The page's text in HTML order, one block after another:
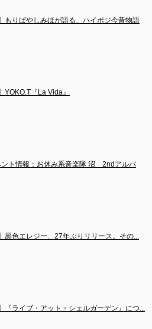
もりばやしみほが語る、ハイポジ今昔物語
YOKO.T『La Vida』
ント情報：お休み系音楽隊 沼　2ndアルバ
黒色エレジー、27年ぶりリリース。その...
『ライブ・アット・シェルガーデン』につ...